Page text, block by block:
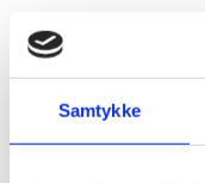
Samtykke
august 2016